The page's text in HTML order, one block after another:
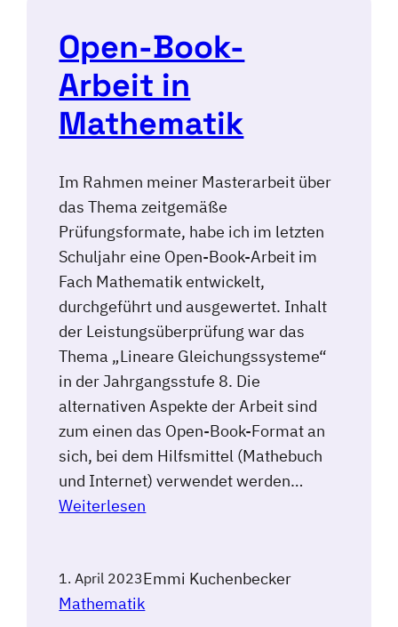
Open-Book-
Arbeit in
Mathematik
Im Rahmen meiner Masterarbeit über
das Thema zeitgemäße
Prüfungsformate, habe ich im letzten
Schuljahr eine Open-Book-Arbeit im
Fach Mathematik entwickelt,
durchgeführt und ausgewertet. Inhalt
der Leistungsüberprüfung war das
Thema „Lineare Gleichungssysteme“
in der Jahrgangsstufe 8. Die
alternativen Aspekte der Arbeit sind
zum einen das Open-Book-Format an
sich, bei dem Hilfsmittel (Mathebuch
und Internet) verwendet werden…
Weiterlesen
1. April 2023Emmi Kuchenbecker
Mathematik